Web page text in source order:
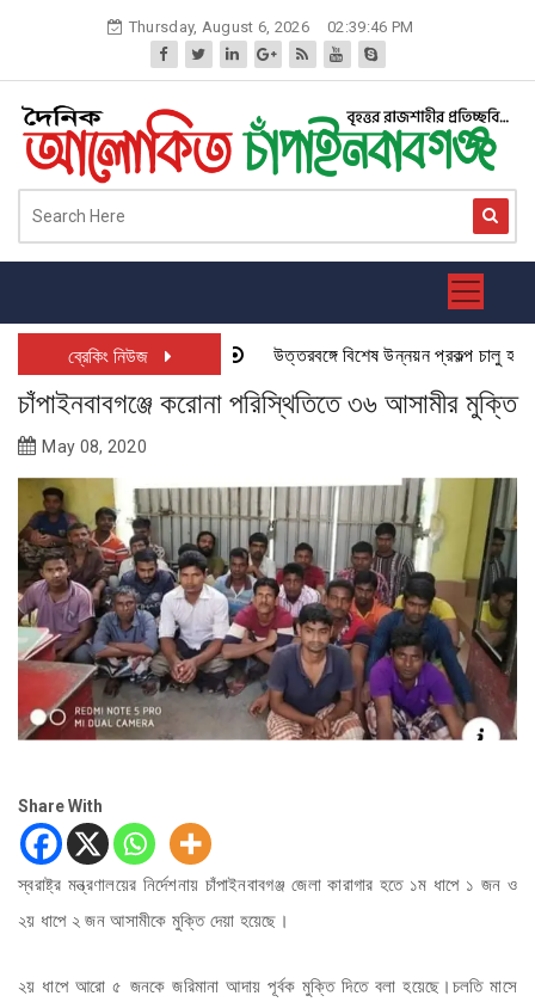
Thursday, August 6, 2026 02:39:46 PM
ব্রেকিং নিউজ উত্তরবঙ্গে বিশেষ উন্নয়ন প্রকল্প চালু হতে
চাঁপাইনবাবগঞ্জে করোনা পরিস্থিতিতে ৩৬ আসামীর মুক্তি
May 08, 2020
Share With
স্বরাষ্ট্র মন্ত্রণালয়ের নির্দেশনায় চাঁপাইনবাবগঞ্জ জেলা কারাগার হতে ১ম ধাপে ১ জন ও
২য় ধাপে ২ জন আসামীকে মুক্তি দেয়া হয়েছে।
২য় ধাপে আরো ৫ জনকে জরিমানা আদায় পূর্বক মুক্তি দিতে বলা হয়েছে।চলতি মাসে